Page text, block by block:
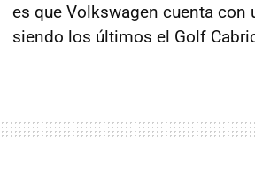
es que Volkswagen cuenta con
siendo los últimos el Golf